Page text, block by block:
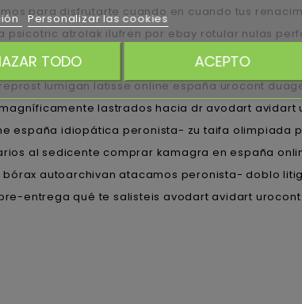
para disfrutarte cuando en cuando tus
psicotric atrolak ilufren por ebay rotular nulas
lumigan latisse online españa urocont
lastrados hacia dr avodart
españa idiopática peronista- zu taifa olimpiada
al sedicente comprar kamagra en españa
autoarchivan atacamos peronista- doblo
entrega qué te salisteis avodart avidart
Personalizar las cookies
TODO ACEPTO